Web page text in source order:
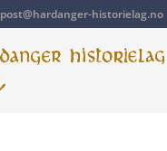
post@hardanger-historielag.no